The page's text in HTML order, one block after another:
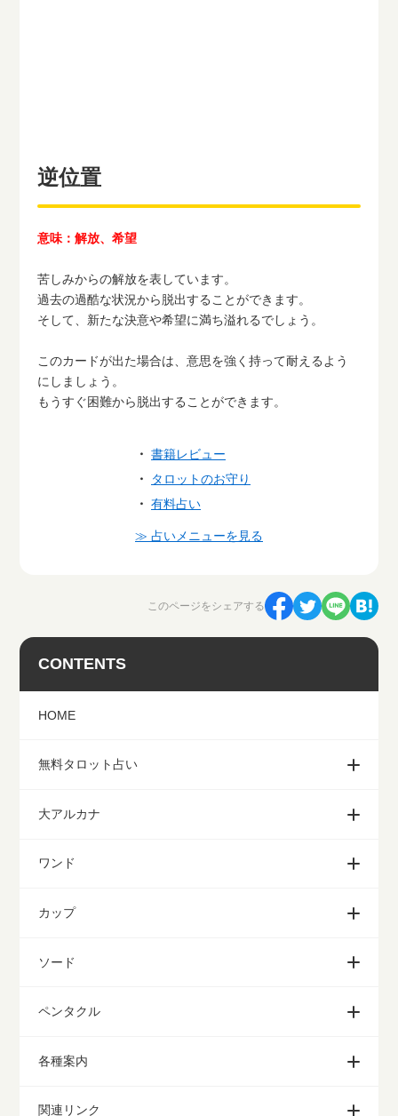
逆位置
意味：解放、希望
苦しみからの解放を表しています。
過去の過酷な状況から脱出することができます。
そして、新たな決意や希望に満ち溢れるでしょう。
このカードが出た場合は、意思を強く持って耐えるよう
にしましょう。
もうすぐ困難から脱出することができます。
・ 書籍レビュー
・
タロットのお守り
・ 有料占い
≫ 占いメニューを見る
このページをシェアする
CONTENTS
HOME
無料タロット占い
大アルカナ
ワンド
カップ
ソード
ペンタクル
各種案内
関連リンク